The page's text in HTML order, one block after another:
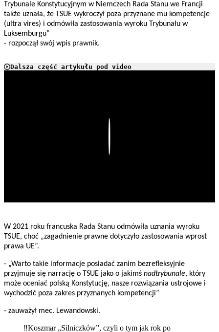
Trybunale Konstytucyjnym w Niemczech Rada Stanu we Francji
także uznała, że TSUE wykroczył poza przyznane mu kompetencje
(ultra vires) i odmówiła zastosowania wyroku Trybunału w
Luksemburgu”
- rozpoczął swój wpis prawnik.
Dalsza część artykułu pod video
W 2021 roku francuska Rada Stanu odmówiła uznania wyroku
TSUE, choć „zagadnienie prawne dotyczyło zastosowania wprost
prawa UE”.
- „Warto takie informacje posiadać zanim bezrefleksyjnie
przyjmuje się narrację o TSUE jako o jakimś nadtrybunale, który
może oceniać polską Konstytucję, nasze rozwiązania ustrojowe i
wychodzić poza zakres przyznanych kompetencji”
- zauważył mec. Lewandowski.
‼️Koszmar „Silniczków”, czyli o tym jak rok po